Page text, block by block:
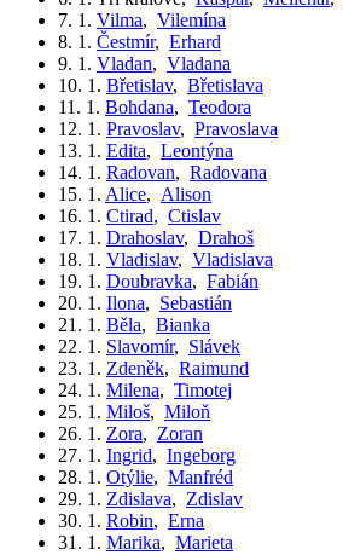
7. 1. Vilma, Vilemína
8. 1. Čestmír, Erhard
9. 1. Vladan, Vladana
10. 1. Břetislav, Břetislava
11. 1. Bohdana, Teodora
12. 1. Pravoslav, Pravoslava
13. 1. Edita, Leontýna
14. 1. Radovan, Radovana
15. 1. Alice, Alison
16. 1. Ctirad, Ctislav
17. 1. Drahoslav, Drahoš
18. 1. Vladislav, Vladislava
19. 1. Doubravka, Fabián
20. 1. Ilona, Sebastián
21. 1. Běla, Bianka
22. 1. Slavomír, Slávek
23. 1. Zdeněk, Raimund
24. 1. Milena, Timotej
25. 1. Miloš, Miloň
26. 1. Zora, Zoran
27. 1. Ingrid, Ingeborg
28. 1. Otýlie, Manfréd
29. 1. Zdislava, Zdislav
30. 1. Robin, Erna
31. 1. Marika, Marieta